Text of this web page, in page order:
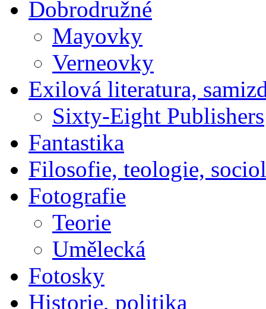
Dobrodružné
Mayovky
Verneovky
Exilová literatura,
Sixty-Eight Publishers
Fantastika
Filosofie, teologie,
Fotografie
Teorie
Umělecká
Fotosky
Historie, politika